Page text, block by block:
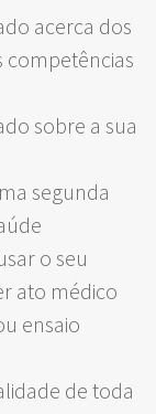
acerca dos
competências
sobre a sua
segunda
o seu
ato médico
ensaio
de toda